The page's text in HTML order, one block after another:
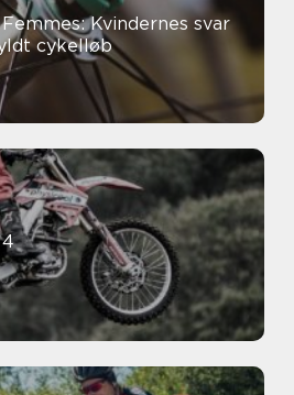
Kvindernes svar
cykelløb
4